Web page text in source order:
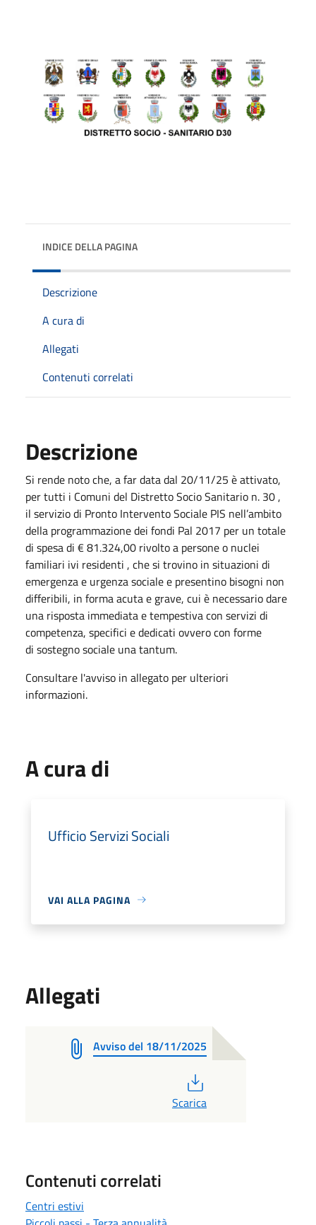
INDICE DELLA PAGINA
Descrizione
A cura di
Allegati
Contenuti correlati
Descrizione
Si rende noto che, a far data dal 20/11/25 è attivato,
per tutti i Comuni del Distretto Socio Sanitario n. 30 ,
il servizio di Pronto Intervento Sociale PIS nell’ambito
della programmazione dei fondi Pal 2017 per un totale
di spesa di € 81.324,00 rivolto a persone o nuclei
familiari ivi residenti , che si trovino in situazioni di
emergenza e urgenza sociale e presentino bisogni non
differibili, in forma acuta e grave, cui è necessario dare
una risposta immediata e tempestiva con servizi di
competenza, specifici e dedicati ovvero con forme
di sostegno sociale una tantum.
Consultare l'avviso in allegato per ulteriori
informazioni.
A cura di
Ufficio Servizi Sociali
VAI ALLA PAGINA
Allegati
Avviso del 18/11/2025
Scarica
Contenuti correlati
Centri estivi